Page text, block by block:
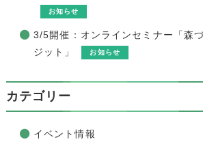
お知らせ
3/5開催：オンラインセミナー「森
ジット」
お知らせ
カテゴリー
イベント情報